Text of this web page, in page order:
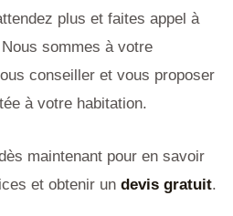
plus et faites appel à
sommes à votre
conseiller et vous proposer
à votre habitation.
maintenant pour en savoir
et obtenir un devis gratuit.